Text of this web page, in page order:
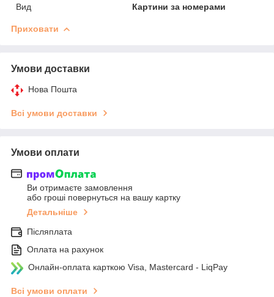
Вид
Картини за номерами
Приховати
Умови доставки
Нова Пошта
Всі умови доставки
Умови оплати
Ви отримаєте замовлення
або гроші повернуться на вашу картку
Детальніше
Післяплата
Оплата на рахунок
Онлайн-оплата карткою Visa, Mastercard - LiqPay
Всі умови оплати